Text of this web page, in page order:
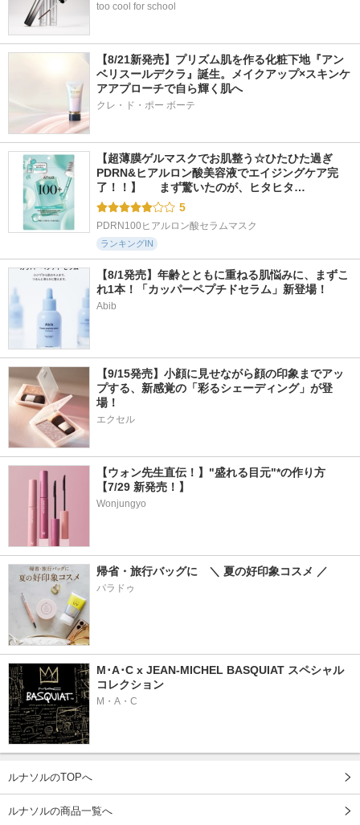
too cool for school
【8/21新発売】プリズム肌を作る化粧下地『アン
ベリスールデクラ』誕生。メイクアップ×スキンケ
アアプローチで自ら輝く肌へ
クレ・ド・ポー ボーテ
【超薄膜ゲルマスクでお肌整う☆ひたひた過ぎ
PDRN&ヒアルロン酸美容液でエイジングケア完
了！！】  　まず驚いたのが、ヒタヒタ…
5
PDRN100ヒアルロン酸セラムマスク
ランキングIN
【8/1発売】年齢とともに重ねる肌悩みに、まずこ
れ1本！「カッパーペプチドセラム」新登場！
Abib
【9/15発売】小顔に見せながら顔の印象までアッ
プする、新感覚の「彩るシェーディング」が登
場！
エクセル
【ウォン先生直伝！】"盛れる目元"*の作り方
【7/29 新発売！】
Wonjungyo
帰省・旅行バッグに　＼ 夏の好印象コスメ ／
パラドゥ
M･A･C x JEAN-MICHEL BASQUIAT スペシャル
コレクション
M・A・C
ルナソルのTOPへ
ルナソルの商品一覧へ